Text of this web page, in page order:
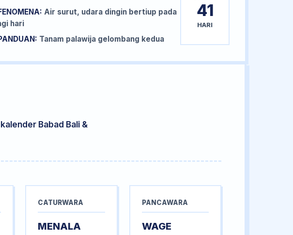
Air surut, udara dingin bertiup pada
hari
Tanam palawija gelombang kedua
41
HARI
Babad Bali &
CATURWARA
MENALA
PANCAWARA
WAGE